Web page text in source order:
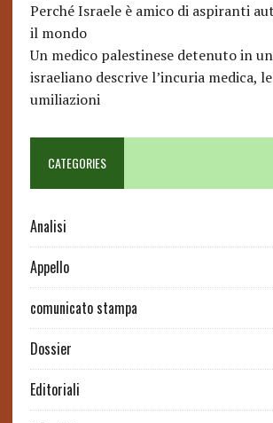
Perché Israele è amico di aspiranti
il mondo
Un medico palestinese detenuto in
israeliano descrive l’incuria medica,
umiliazioni
CATEGORIES
Analisi
Appello
comunicato stampa
Dossier
Editoriali